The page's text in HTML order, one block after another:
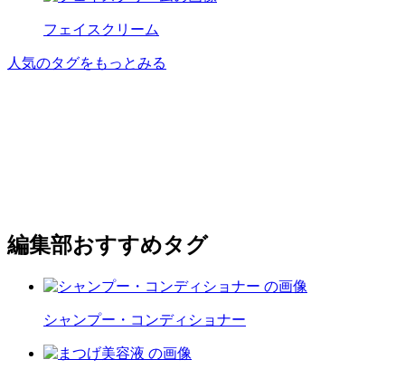
フェイスクリーム
人気のタグをもっとみる
編集部おすすめタグ
シャンプー・コンディショナー